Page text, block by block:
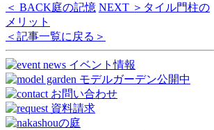
＜ BACK庭の記憶 NEXT ＞ タイル門柱の
メリット
＜記事一覧に戻る＞